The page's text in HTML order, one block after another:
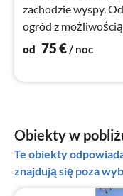
zachodzie wyspy.
ogród z
Klimatyzowane
od 75€/ noc
Obiekty w
Te obiekty
znajdują się poza